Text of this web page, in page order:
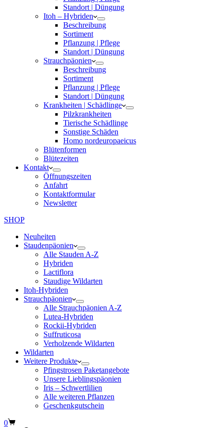
Standort | Düngung
Itoh – Hybriden
Beschreibung
Sortiment
Pflanzung | Pflege
Standort | Düngung
Strauchpäonien
Beschreibung
Sortiment
Pflanzung | Pflege
Standort | Düngung
Krankheiten | Schädlinge
Pilzkrankheiten
Tierische Schädlinge
Sonstige Schäden
Homo nordeuropaeicus
Blütenformen
Blütezeiten
Kontakt
Öffnungszeiten
Anfahrt
Kontaktformular
Newsletter
SHOP
Neuheiten
Staudenpäonien
Alle Stauden A-Z
Hybriden
Lactiflora
Staudige Wildarten
Itoh-Hybriden
Strauchpäonien
Alle Strauchpäonien A-Z
Lutea-Hybriden
Rockii-Hybriden
Suffruticosa
Verholzende Wildarten
Wildarten
Weitere Produkte
Pfingstrosen Paketangebote
Unsere Lieblingspäonien
Iris – Schwertlilien
Alle weiteren Pflanzen
Geschenkgutschein
Warenkorb
0